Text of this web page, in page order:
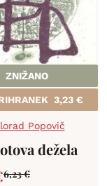
ZNIŽANO
3,23 €
Popovič
dežela
6,23€